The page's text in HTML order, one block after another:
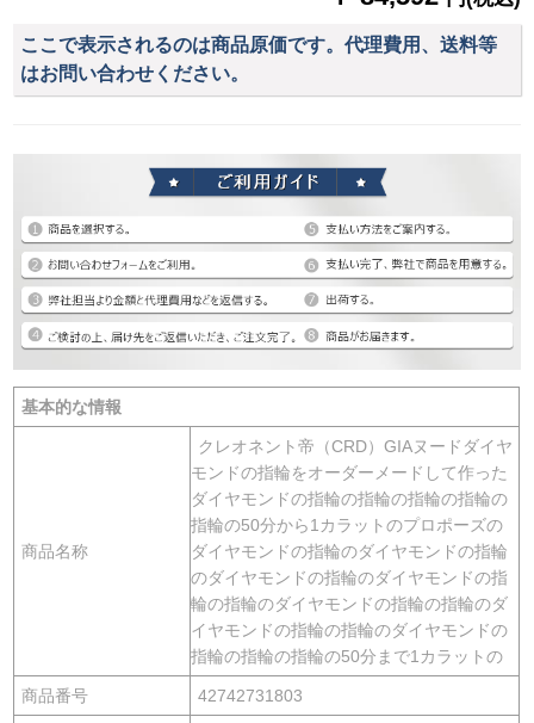
ここで表示されるのは商品原価です。代理費用、送料等
はお問い合わせください。
基本的な情報
商品名称
クレオネント帝（CRD）GIAヌードダイヤ
モンドの指輪をオーダーメードして作った
ダイヤモンドの指輪の指輪の指輪の指輪の
指輪の50分から1カラットのプロポーズの
ダイヤモンドの指輪のダイヤモンドの指輪
のダイヤモンドの指輪のダイヤモンドの指
輪の指輪のダイヤモンドの指輪の指輪のダ
イヤモンドの指輪の指輪のダイヤモンドの
指輪の指輪の指輪の50分まで1カラットの
商品番号 42742731803